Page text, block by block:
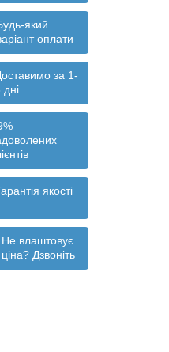
який
оплати
за 1-
дні
якості
Не влаштовує
ціна? Дзвоніть